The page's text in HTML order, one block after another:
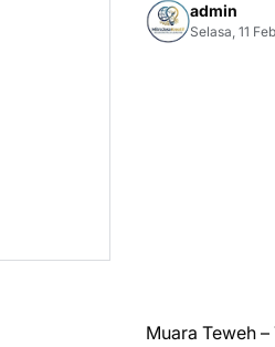
admin
Selasa, 11
Muara Teweh